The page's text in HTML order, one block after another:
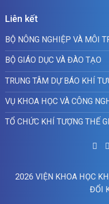
Liên kết
BỘ NÔNG NGHIỆP VÀ MÔI
BỘ GIÁO DỤC VÀ ĐÀO TẠO
TRUNG TÂM DỰ BÁO KHÍ
VỤ KHOA HỌC VÀ CÔNG
TỔ CHỨC KHÍ TƯỢNG THẾ
2026 VIỆN KHOA HỌC
ĐỔI